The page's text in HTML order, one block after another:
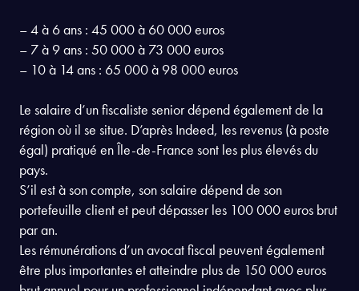
– 4 à 6 ans : 45 000 à 60 000 euros
– 7 à 9 ans : 50 000 à 73 000 euros
– 10 à 14 ans : 65 000 à 98 000 euros
Le salaire d’un fiscaliste senior dépend également de la
région où il se situe. D’après Indeed, les revenus (à poste
égal) pratiqué en Île-de-France sont les plus élevés du
pays.
S’il est à son compte, son salaire dépend de son
portefeuille client et peut dépasser les 100 000 euros brut
par an.
Les rémunérations d’un avocat fiscal peuvent également
être plus importantes et atteindre plus de 150 000 euros